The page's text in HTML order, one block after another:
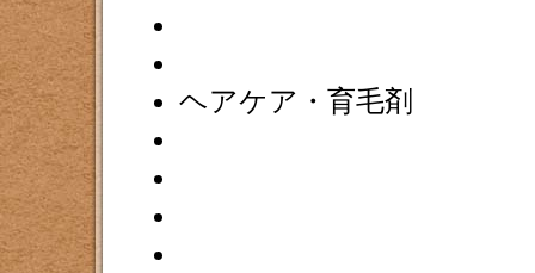
ヘアケア・育毛剤